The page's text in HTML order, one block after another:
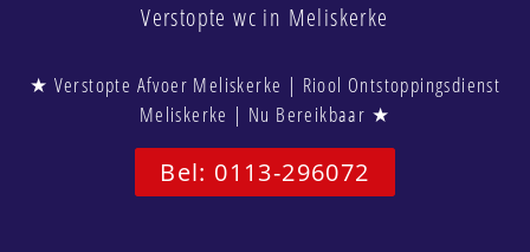
Verstopte wc in Meliskerke
★ Verstopte Afvoer Meliskerke | Riool Ontstoppingsdienst
Meliskerke | Nu Bereikbaar ★
Bel: 0113-296072